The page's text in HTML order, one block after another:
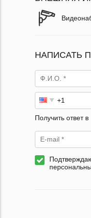
НАПИСАТЬ
Получить ответ в